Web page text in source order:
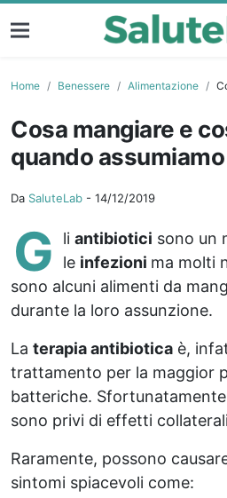
Home Benessere Alimentazione
Cosa mangiare e
quando
Da SaluteLab - 14/12/2019
G li antibiotici sono un
le infezioni ma molti
sono alcuni alimenti da
durante la loro assunzione.
La terapia antibiotica è,
trattamento per la maggior
batteriche.
sono privi di effetti
Raramente, possono
sintomi spiacevoli come: